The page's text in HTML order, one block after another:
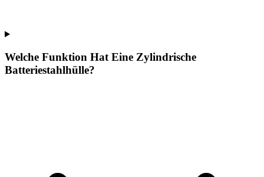
Welche Funktion Hat Eine Zylindrische
Batteriestahlhülle?